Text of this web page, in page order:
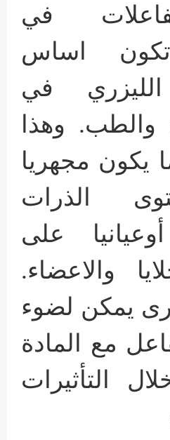
في
اساس
في
والطب. وهذا
يكون مجهريا
الذرات
على
والاعضاء.
يمكن لضوء
مع المادة
التأثيرات